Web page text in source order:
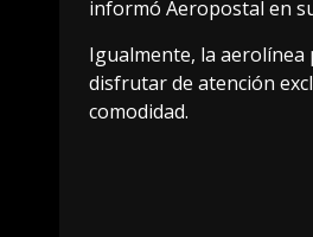
informó Aeropostal en
Igualmente, la aerolínea
disfrutar de atención
comodidad.